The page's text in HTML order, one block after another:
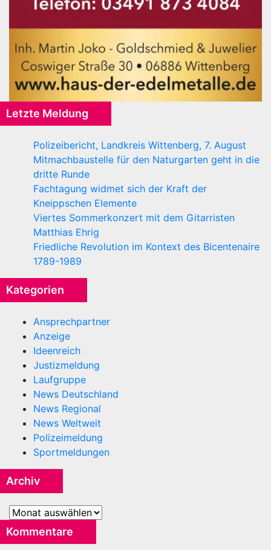
Letzte Meldung
Polizeibericht, Landkreis Wittenberg, 7. August
Mitmachbaustelle für den Naturgarten geht in die
dritte Runde
Fachtagung widmet sich der Kraft der
Kneippschen Elemente
Viertes Sommerkonzert mit dem Gitarristen
Matthias Ehrig
Friedliche Revolution im Kontext des Bicentenaire
1789-1989
Kategorien
Ansprechpartner
Anzeige
Ideenreich
Justizmeldung
Laufgruppe
News Deutschland
News Regional
News Weltweit
Polizeimeldung
Sportmeldungen
Archiv
Archiv
Kommentare